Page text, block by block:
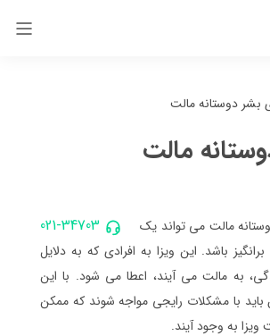
بشر دوستانه مالت
مالت
021-34703
مالت می تواند یک
باشد. این ویزا به افرادی که به دلایل
به مالت می آیند، اعطا می شود. با این
باید با مشکلات رایجی مواجه شوند که ممکن
به وجود آیند.